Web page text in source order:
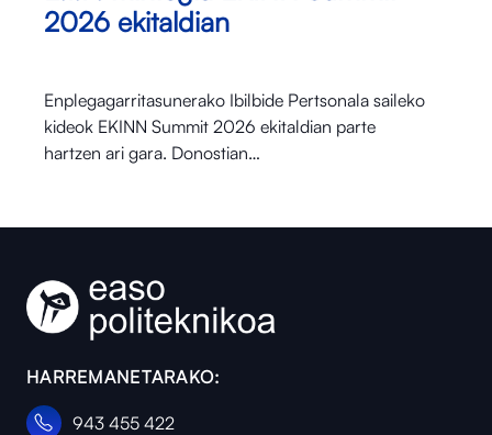
2026 ekitaldian
Enplegagarritasunerako Ibilbide Pertsonala saileko
kideok EKINN Summit 2026 ekitaldian parte
hartzen ari gara. Donostian…
HARREMANETARAKO:
943 455 422